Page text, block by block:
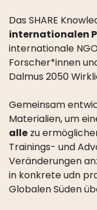
Das SHARE
internationalen
internationale
Forscher*innen
Dalmus 2050
Gemeinsam
Materialien, um
alle zu
Trainings- und
Veränderungen
in konkrete udn
Globalen Süden